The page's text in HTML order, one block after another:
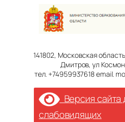
141802, Московская
Дмитров, ул
тел. +74959937618 email.
Версия сайта
слабовидящих